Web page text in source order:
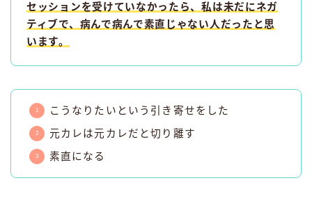
セッションを受けていなかったら、私は未だにネガ
ティブで、病んで病んで素直じゃない人だったと思
います。
こうなりたいという引き寄せをした
元カレは元カレだと切り離す
素直になる